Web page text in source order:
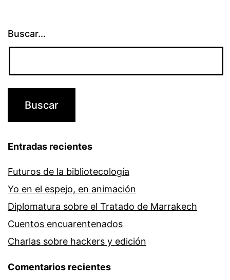
Buscar...
Entradas recientes
Futuros de la bibliotecología
Yo en el espejo, en animación
Diplomatura sobre el Tratado de Marrakech
Cuentos encuarentenados
Charlas sobre hackers y edición
Comentarios recientes